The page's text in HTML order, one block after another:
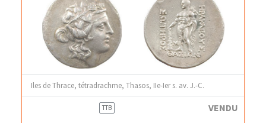
Iles de Thrace, tétradrachme, Thasos, IIe-Ier s. av. J.-C.
TTB VENDU